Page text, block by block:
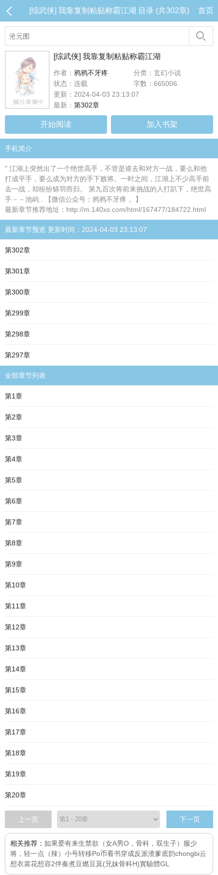
[综武侠] 我靠复制粘贴称霸江湖 目录 (共302章) 首页
[综武侠] 我靠复制粘贴称霸江湖
作者： 鸦鸦不牙疼
分类：玄幻小说
状态：连载
字数：665006
更新：2024-04-03 23:13:07
最新： 第302章
开始阅读 加入书架
手机简介
" 江湖上突然出了一个绝世高手，不管是谁去和对方一战，要么和他
打成平手，要么成为对方的手下败将。一时之间，江湖上不少高手前
去一战，却纷纷铩羽而归。 第九百次将前来挑战的人打趴下，绝世高
手－－池屿.. 【微信公众号：鸦鸦不牙疼 。】
最新章节推荐地址：http://m.140xs.com/html/167477/184722.html
最新章节预览 更新时间：2024-04-03 23:13:07
第302章
第301章
第300章
第299章
第298章
第297章
全部章节列表
第1章
第2章
第3章
第4章
第5章
第6章
第7章
第8章
第9章
第10章
第11章
第12章
第13章
第14章
第15章
第16章
第17章
第18章
第19章
第20章
上一页 下一页
相关推荐： 如果爱有来生禁欲（女A男O，骨科，双生子） 服少
将，轻一点（辣） 小号转移Po币看书穿成反派渣爹底韵chongbi云
想衣裳花想容2伴奏煮豆燃豆萁(兄妹骨科H)實驗體GL